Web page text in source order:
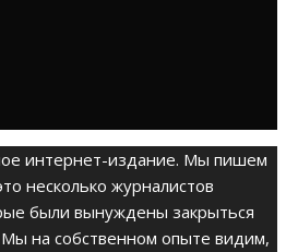
интернет-издание. Мы пишем
несколько журналистов
были вынуждены закрыться
на собственном опыте видим,